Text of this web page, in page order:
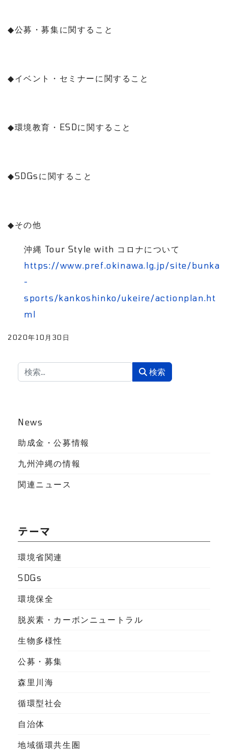
◆公募・募集に関すること
◆イベント・セミナーに関すること
◆環境教育・ ESDに関すること
◆SDGsに関すること
◆その他
沖縄 Tour Style with コロナについて
https://www.pref.okinawa.lg.jp/site/bunka
-
sports/kankoshinko/ukeire/actionplan.ht
ml
2020年10月30日
検索 検索
News
助成金・公募情報
九州沖縄の情報
関連ニュース
テーマ
環境省関連
SDGs
環境保全
脱炭素・カーボンニュートラル
生物多様性
公募・募集
森里川海
循環型社会
自治体
地域循環共生圏